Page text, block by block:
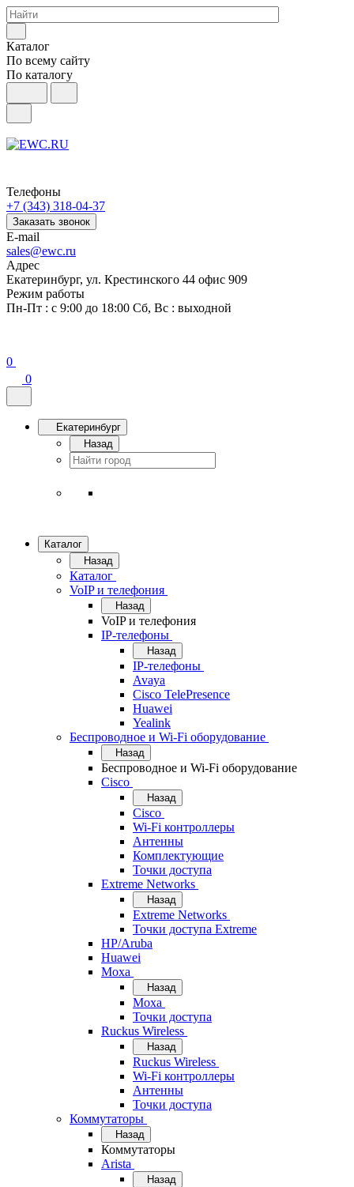
Каталог
По всему сайту
По каталогу
Телефоны
+7 (343) 318-04-37
Заказать звонок
E-mail
sales@ewc.ru
Адрес
Екатеринбург, ул. Крестинского 44 офис 909
Режим работы
Пн-Пт : с 9:00 до 18:00 Сб, Вс : выходной
0
0
Екатеринбург
Назад
Каталог
Назад
Каталог
VoIP и телефония
Назад
VoIP и телефония
IP-телефоны
Назад
IP-телефоны
Avaya
Cisco TelePresence
Huawei
Yealink
Беспроводное и Wi-Fi оборудование
Назад
Беспроводное и Wi-Fi оборудование
Cisco
Назад
Cisco
Wi-Fi контроллеры
Антенны
Комплектующие
Точки доступа
Extreme Networks
Назад
Extreme Networks
Точки доступа Extreme
HP/Aruba
Huawei
Moxa
Назад
Moxa
Точки доступа
Ruckus Wireless
Назад
Ruckus Wireless
Wi-Fi контроллеры
Антенны
Точки доступа
Коммутаторы
Назад
Коммутаторы
Arista
Назад